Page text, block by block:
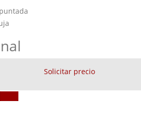
Solicitar precio